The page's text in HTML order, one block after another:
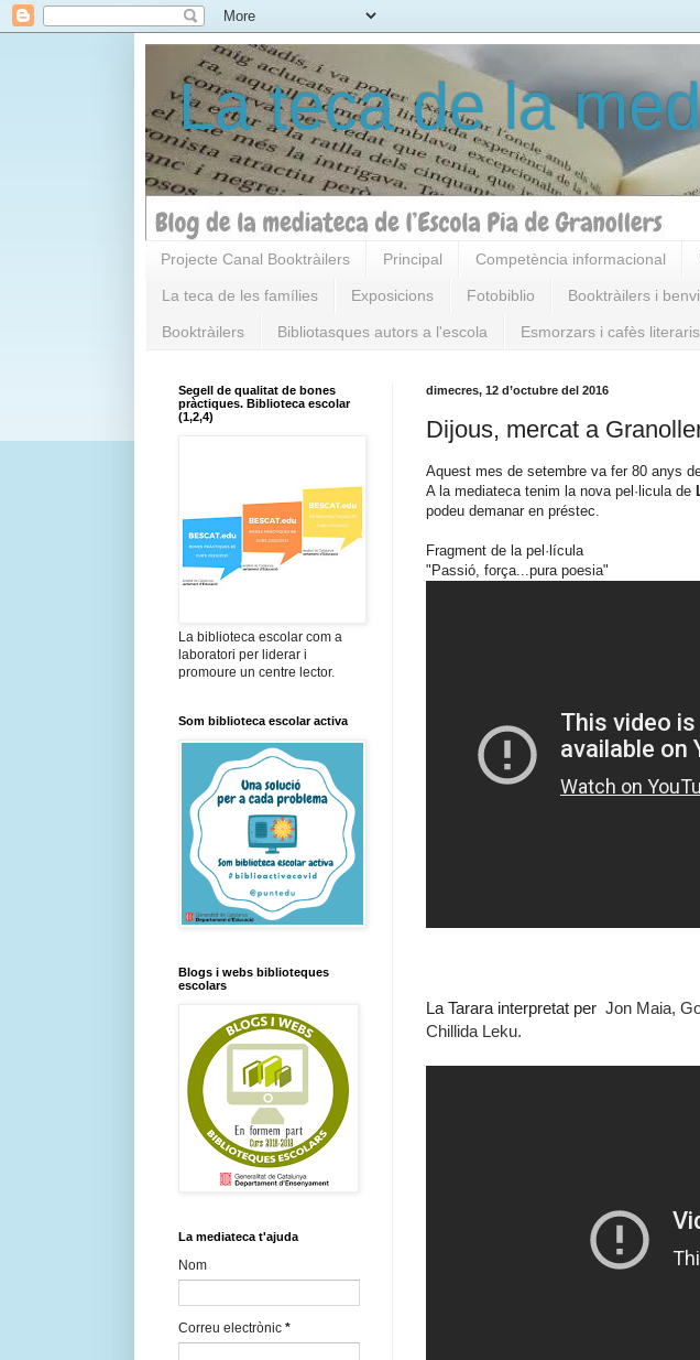
La teca de la
Projecte Canal Booktràilers Principal Competència informacional
La teca de les famílies Exposicions Fotobiblio Booktràilers i
Booktràilers Bibliotasques autors a l'escola Esmorzars i cafès literaris
dimecres, 12 d’octubre del 2016
Dijous, mercat a
Aquest mes de setembre va fer 80 anys
A la mediateca tenim la nova pel·licula de
podeu demanar en préstec.
Fragment de la pel·lícula
"Passió, força...pura poesia"
La Tarara interpretat per Jon Maia,
Chillida Leku.
Segell de qualitat de bones
pràctiques. Biblioteca escolar
(1,2,4)
La biblioteca escolar com a
laboratori per liderar i
promoure un centre lector.
Som biblioteca escolar activa
Blogs i webs biblioteques
escolars
La mediateca t'ajuda
Nom
Correu electrònic *